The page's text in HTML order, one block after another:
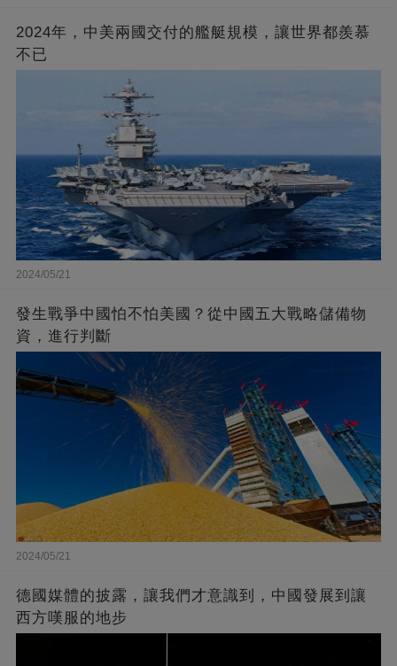
2024年，中美兩國交付的艦艇規模，讓世界都羨慕
不已
2024/05/21
發生戰爭中國怕不怕美國？從中國五大戰略儲備物
資，進行判斷
2024/05/21
德國媒體的披露，讓我們才意識到，中國發展到讓
西方嘆服的地步